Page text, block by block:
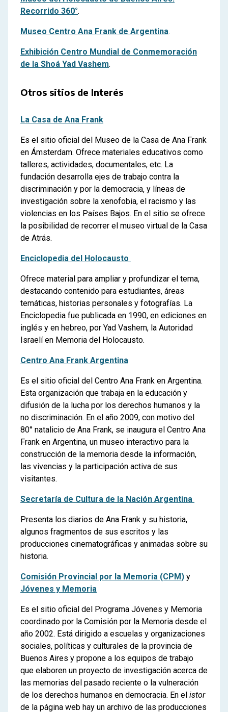
Recorrido 360°.
Museo Centro Ana Frank de Argentina.
Exhibición Centro Mundial de Conmemoración
de la Shoá Yad Vashem.
Otros sitios de Interés
La Casa de Ana Frank
Es el sitio oficial del Museo de la Casa de Ana Frank
en Ámsterdam. Ofrece materiales educativos como
talleres, actividades, documentales, etc. La
fundación desarrolla ejes de trabajo contra la
discriminación y por la democracia, y líneas de
investigación sobre la xenofobia, el racismo y las
violencias en los Países Bajos. En el sitio se ofrece
la posibilidad de recorrer el museo virtual de la Casa
de Atrás.
Enciclopedia del Holocausto
Ofrece material para ampliar y profundizar el tema,
destacando contenido para estudiantes, áreas
temáticas, historias personales y fotografías. La
Enciclopedia fue publicada en 1990, en ediciones en
inglés y en hebreo, por Yad Vashem, la Autoridad
Israelí en Memoria del Holocausto.
Centro Ana Frank Argentina
Es el sitio oficial del Centro Ana Frank en Argentina.
Esta organización que trabaja en la educación y
difusión de la lucha por los derechos humanos y la
no discriminación. En el año 2009, con motivo del
80° natalicio de Ana Frank, se inaugura el Centro Ana
Frank en Argentina, un museo interactivo para la
construcción de la memoria desde la información,
las vivencias y la participación activa de sus
visitantes.
Secretaría de Cultura de la Nación Argentina
Presenta los diarios de Ana Frank y su historia,
algunos fragmentos de sus escritos y las
producciones cinematográficas y animadas sobre su
historia.
Comisión Provincial por la Memoria (CPM) y
Jóvenes y Memoria
Es el sitio oficial del Programa Jóvenes y Memoria
coordinado por la Comisión por la Memoria desde el
año 2002. Está dirigido a escuelas y organizaciones
sociales, políticas y culturales de la provincia de
Buenos Aires y propone a los equipos de trabajo
que elaboren un proyecto de investigación acerca de
las memorias del pasado reciente o la vulneración
de los derechos humanos en democracia. En el istor
de la página web hay un archivo de las producciones